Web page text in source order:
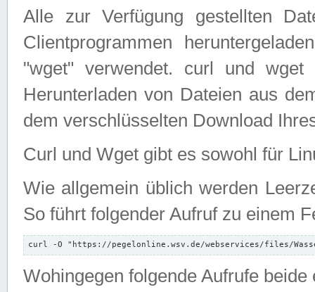
Alle zur Verfügung gestellten
Clientprogrammen
"wget" verwendet. curl und wget
Herunterladen von Dateien aus
dem verschlüsselten Download
Curl und Wget gibt es sowohl für
Wie allgemein üblich werden
So führt folgender Aufruf zu einem
curl -O "https://pegelonline.wsv.de/webservices/files/
Wohingegen folgende Aufrufe beide